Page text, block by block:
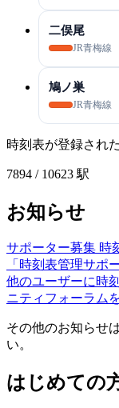
二俣尾
JR青梅線
鳩ノ巣
JR青梅線
時刻表が登録され
7894 / 10623 駅
お知らせ
サポーター募集 時
「時刻表管理サポ
他のユーザーに時
ニティフォーラム
その他のお知らせ
い。
はじめての